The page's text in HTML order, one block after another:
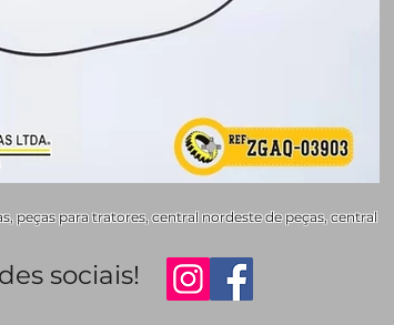
peças para tratores, central nordeste de peças, central
sociais!